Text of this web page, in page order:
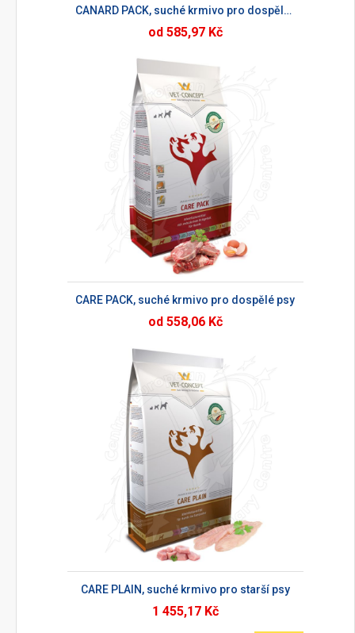
CANARD PACK, suché krmivo pro dospělé psy
od 585,97 Kč
CARE PACK, suché krmivo pro dospělé psy
od 558,06 Kč
CARE PLAIN, suché krmivo pro starší psy
1 455,17 Kč